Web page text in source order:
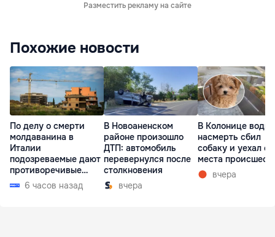
Разместить рекламу на сайте
Похожие новости
По делу о смерти
молдаванина в
Италии
подозреваемые дают
противоречивые
показания
6 часов назад
В Новоаненском
районе произошло
ДТП: автомобиль
перевернулся после
столкновения
вчера
В Колонице
насмерть сбил
собаку и уехал с
места
вчера